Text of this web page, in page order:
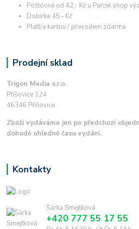
Poštovné od 42,- Kč u Parcel shop
Dobírka 45,- Kč
Platba kartou / převodem zdarma
Prodejní sklad
Trigon Media s.r.o.
Příšovice 124
46346 Příšovice
Zboží vydáváme jen po předchozí
dohodě ohledně času vydání.
Kontakty
Šárka Smejtková
+420 777 55 17 55